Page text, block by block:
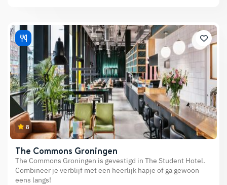
8
The Commons Groningen
The Commons Groningen is gevestigd in The Student Hotel.
Combineer je verblijf met een heerlijk hapje of ga gewoon
eens langs!